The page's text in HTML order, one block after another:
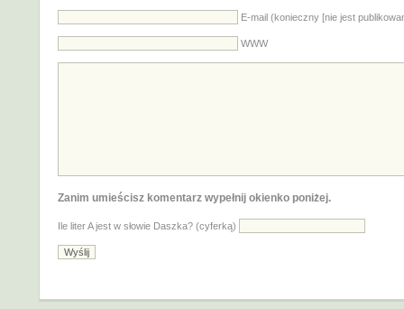
E-mail (konieczny [nie jest
WWW
Zanim umieścisz komentarz wypełnij okienko poniżej.
Ile liter A jest w słowie Daszka? (cyferką)